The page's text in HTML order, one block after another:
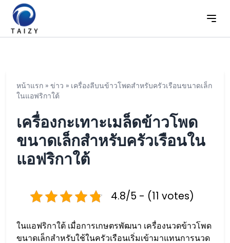
หน้าแรก » ข่าว » เครื่องลีบนข้าวโพดสำหรับครัวเรือนขนาดเล็ก
ในแอฟริกาใต้
เครื่องกะเทาะเมล็ดข้าวโพด
ขนาดเล็กสำหรับครัวเรือนใน
แอฟริกาใต้
4.8/5 - (11 votes)
ในแอฟริกาใต้ เมื่อการเกษตรพัฒนา เครื่องนวดข้าวโพด
ขนาดเล็กสำหรับใช้ในครัวเรือนเริ่มเข้ามาแทนการนวด